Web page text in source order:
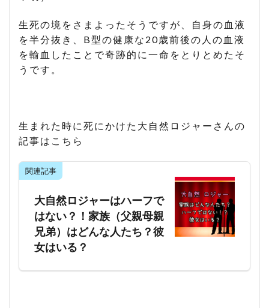
生死の境をさまよったそうですが、自身の血液
を半分抜き、B型の健康な20歳前後の人の血液
を輸血したことで奇跡的に一命をとりとめたそ
うです。
生まれた時に死にかけた大自然ロジャーさんの
記事はこちら
関連記事
大自然ロジャーはハーフで
はない？！家族（父親母親
兄弟）はどんな人たち？彼
女はいる？